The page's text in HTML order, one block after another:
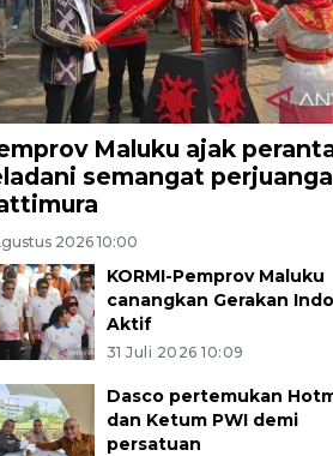
Maluku ajak
semangat
2026 10:00
KORMI-Pemprov Maluku
canangkan Gerakan
Aktif
31 Juli 2026 10:09
Dasco pertemukan
dan Ketum PWI demi
persatuan